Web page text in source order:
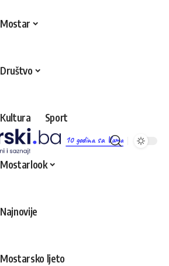
10 godina sa Vama
Mostar
Društvo
Kultura Sport
Mostarlook
Najnovije
Mostarsko ljeto